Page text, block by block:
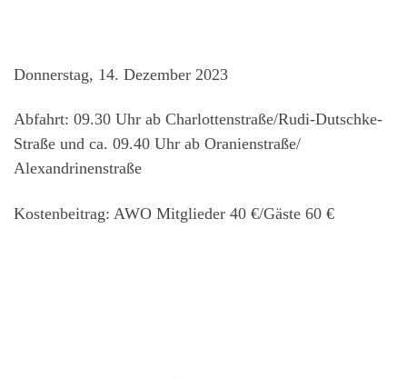
Donnerstag, 14. Dezember 2023
Abfahrt: 09.30 Uhr ab Charlottenstraße/Rudi-Dutschke-
Straße und ca. 09.40 Uhr ab Oranienstraße/
Alexandrinenstraße
Kostenbeitrag: AWO Mitglieder 40 €/Gäste 60 €